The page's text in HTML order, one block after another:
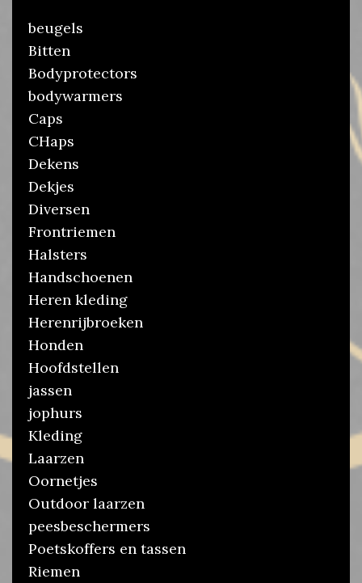
beugels
Bitten
Bodyprotectors
bodywarmers
Caps
CHaps
Dekens
Dekjes
Diversen
Frontriemen
Halsters
Handschoenen
Heren kleding
Herenrijbroeken
Honden
Hoofdstellen
jassen
jophurs
Kleding
Laarzen
Oornetjes
Outdoor laarzen
peesbeschermers
Poetskoffers en tassen
Riemen